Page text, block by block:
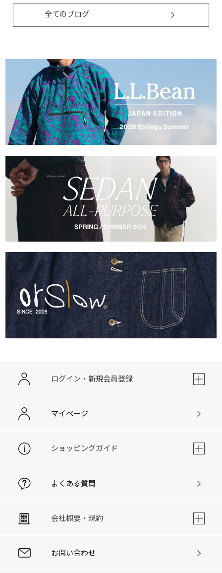
全てのブログ
ログイン・新規会員登録
マイページ
ショッピングガイド
よくある質問
会社概要・規約
お問い合わせ